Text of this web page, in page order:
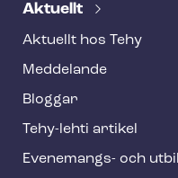
Aktuellt
Aktuellt hos Tehy
Meddelande
Bloggar
Tehy-lehti artikel
Evenemangs- och